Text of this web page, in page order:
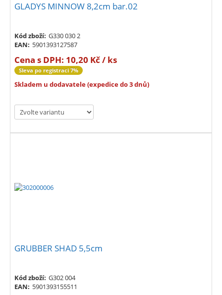
GLADYS MINNOW 8,2cm bar.02
Kód zboží: G330 030 2
EAN: 5901393127587
Cena s DPH: 10,20 Kč / ks
Sleva po registraci 7%
Skladem u dodavatele (expedice do 3 dnů)
GRUBBER SHAD 5,5cm
Kód zboží: G302 004
EAN: 5901393155511